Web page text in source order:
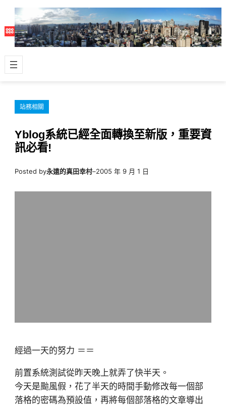
主
容
站務相關
Yblog系統已經全面轉換至新版，重要資
訊必看!
Posted by永遠的真田幸村–2005 年 9 月 1 日
經過一天的努力 ＝＝
前置系統測試從昨天晚上就弄了快半天。
今天是颱風假，花了半天的時間手動修改每一個部
落格的密碼為預設值，再將每個部落格的文章導出